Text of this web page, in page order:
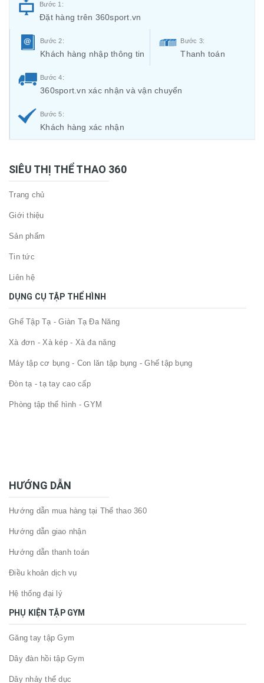
Bước 1:
Đặt hàng trên 360sport.vn
Bước 2:
Khách hàng nhập thông tin
Bước 3:
Thanh toán
Bước 4:
360sport.vn xác nhận và vận chuyển
Bước 5:
Khách hàng xác nhận
SIÊU THỊ THỂ THAO 360
Trang chủ
Giới thiệu
Sản phẩm
Tin tức
Liên hệ
DỤNG CỤ TẬP THỂ HÌNH
Ghế Tập Tạ - Giàn Tạ Đa Năng
Xà đơn - Xà kép - Xà đa năng
Máy tập cơ bụng - Con lăn tập bụng - Ghế tập bụng
Đòn tạ - tạ tay cao cấp
Phòng tập thể hình - GYM
HƯỚNG DẪN
Hướng dẫn mua hàng tại Thể thao 360
Hướng dẫn giao nhận
Hướng dẫn thanh toán
Điều khoản dịch vụ
Hệ thống đại lý
PHỤ KIỆN TẬP GYM
Găng tay tập Gym
Dây đàn hồi tập Gym
Dây nhảy thể dục